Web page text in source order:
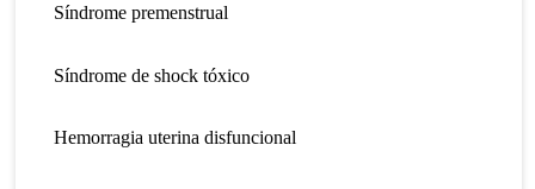
Síndrome premenstrual
Síndrome de shock tóxico
Hemorragia uterina disfuncional